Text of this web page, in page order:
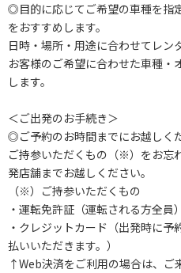
◎目的に応じてご希望の車種を指
をおすすめします。
日時・場所・用途に合わせてレン
お客様のご希望に合わせた車種・
します。
＜ご出発のお手続き＞
◎ご予約のお時間までにお越しく
ご持参いただくもの（※）をお忘
発店舗までお越しください。
（※）ご持参いただくもの
・運転免許証（運転される方全員）
・クレジットカード（出発時に
払いいただきます。）
↑Web決済をご利用の場合は、ご